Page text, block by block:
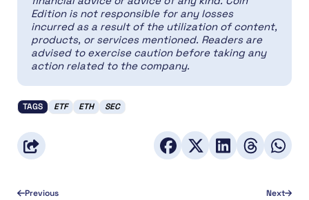
Edition is not responsible for any losses
incurred as a result of the utilization of content,
products, or services mentioned. Readers are
advised to exercise caution before taking any
action related to the company.
TAGS ETF ETH SEC
Previous Next